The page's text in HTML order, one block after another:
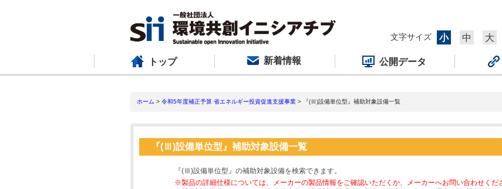
文字サイズ
小 中 大
トップ 新着情報 公開データ
ホーム > 令和5年度補正予算 省エネルギー投資促進支援事業 > 『(Ⅲ)設備単位型』補助対象設備一覧
『(Ⅲ)設備単位型』補助対象設備一覧
『(Ⅲ)設備単位型』の補助対象設備を検索できます。
※製品の詳細仕様については、メーカーの製品情報をご確認いただくか、メーカーへお問い合わせくだ